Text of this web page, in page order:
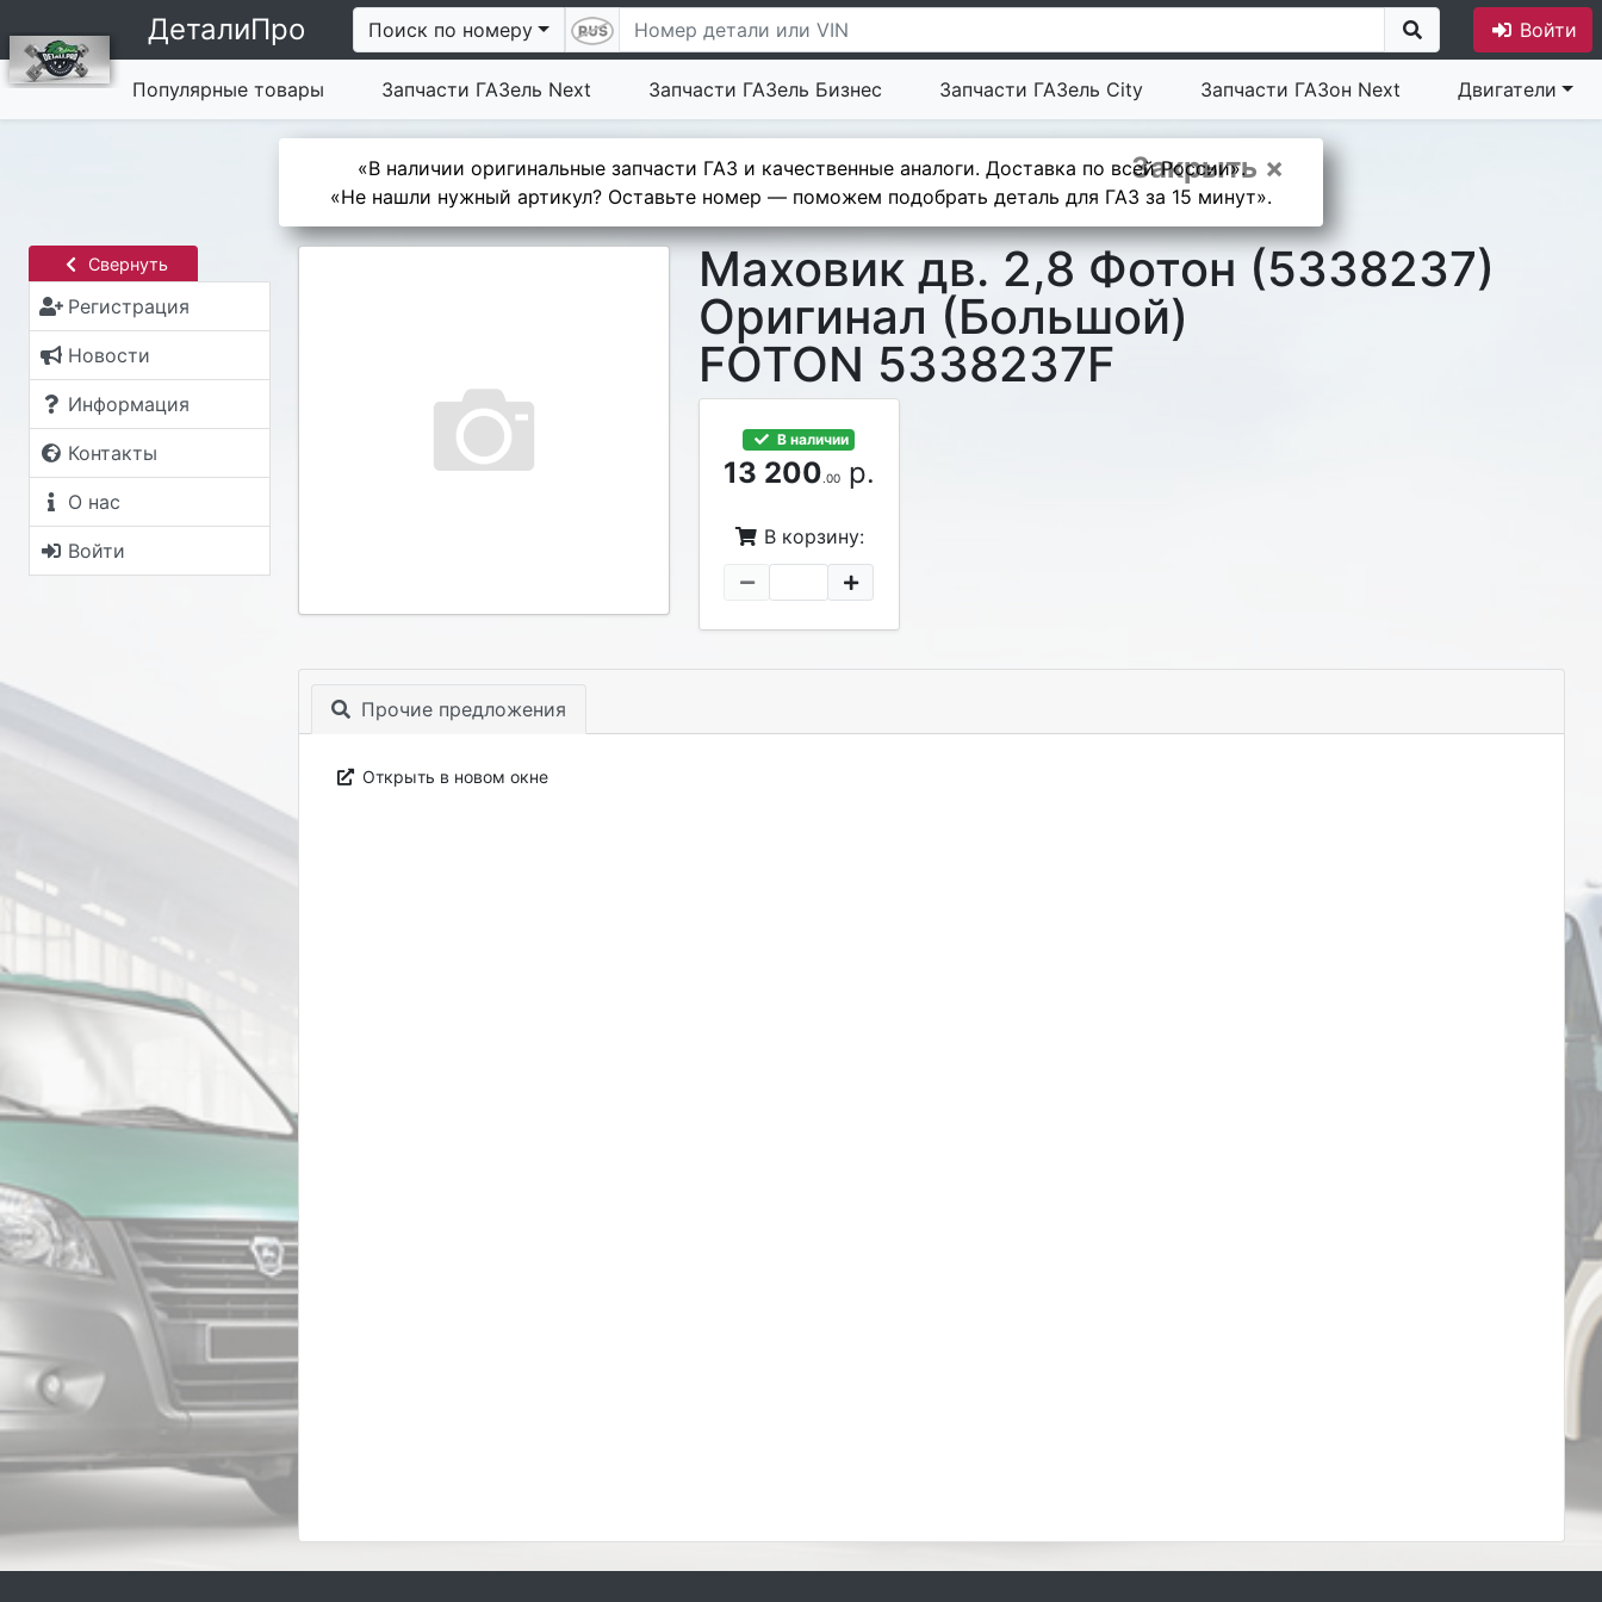
ДеталиПро Поиск по номеру Войти
Популярные товары Запчасти ГАЗель Next Запчасти ГАЗель Бизнес Запчасти ГАЗель City Запчасти ГАЗон Next Двигатели
Закрыть ×
«В наличии оригинальные запчасти ГАЗ и качественные аналоги. Доставка по всей России».
«Не нашли нужный артикул? Оставьте номер — поможем подобрать деталь для ГАЗ за 15 минут».
Свернуть
Регистрация
Новости
Информация
Контакты
О нас
Войти
Маховик дв. 2,8 Фотон (5338237)
Оригинал (Большой)
FOTON 5338237F
В наличии
13 200.00р.
В корзину:
Прочие предложения
Открыть в новом окне